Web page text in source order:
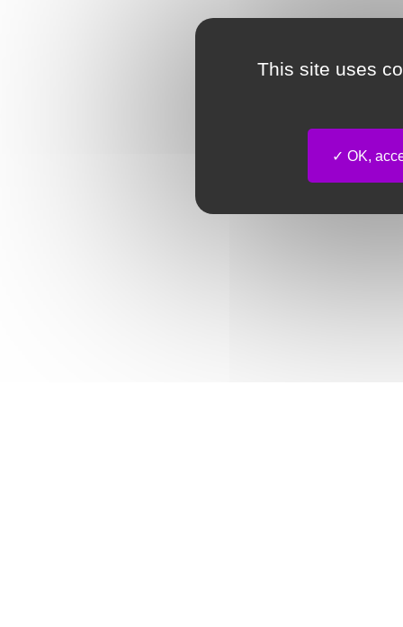
This site uses
OK,